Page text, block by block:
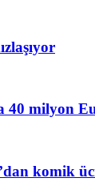
40 milyon
komik